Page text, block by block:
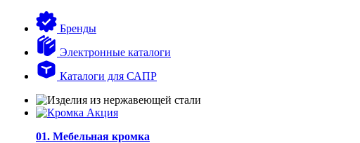
Бренды
Электронные каталоги
Каталоги для САПР
01. Мебельная кромка